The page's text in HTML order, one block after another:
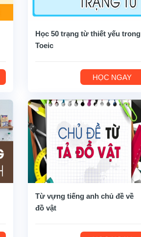
Học 50 trạng từ thiết yếu trong
Toeic
HỌC NGAY
Từ vựng tiếng anh chủ đề về
đồ vật